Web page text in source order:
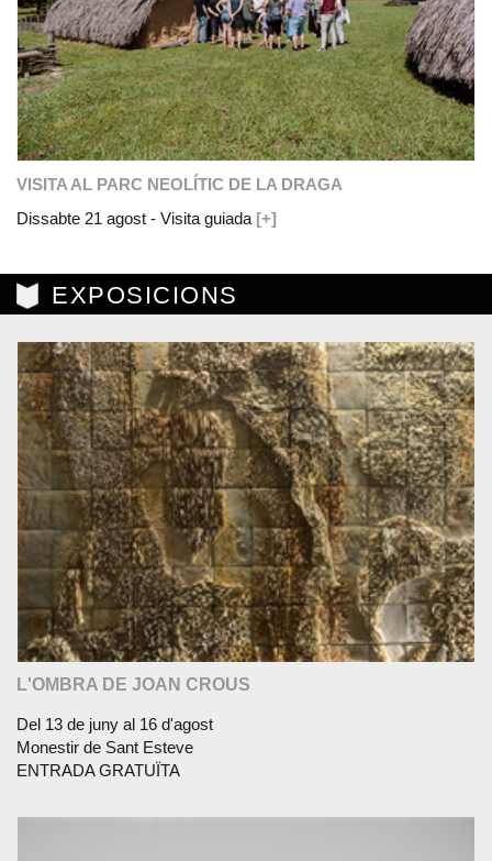
VISITA AL PARC NEOLÍTIC DE LA DRAGA
Dissabte 21 agost - Visita guiada [+]
EXPOSICIONS
L'OMBRA DE JOAN CROUS
Del 13 de juny al 16 d'agost
Monestir de Sant Esteve
ENTRADA GRATUÏTA